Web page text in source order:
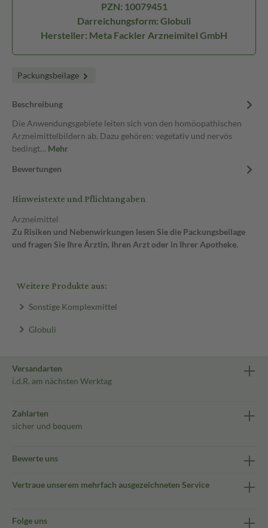
PZN: 10079451
Darreichungsform: Globuli
Hersteller: Meta Fackler Arzneimitel GmbH
Packungsbeilage
Beschreibung
Die Anwendungsgebiete leiten sich von den homöopathischen
Arzneimittelbildern ab. Dazu gehören: vegetativ und nervös
bedingt… Mehr
Bewertungen
Hinweistexte und Pflichtangaben
Arzneimittel
Zu Risiken und Nebenwirkungen lesen Sie die Packungsbeilage
und fragen Sie Ihre Ärztin, Ihren Arzt oder in Ihrer Apotheke.
Weitere Produkte aus:
Sonstige Komplexmittel
Globuli
Versandarten
i.d.R. am nächsten Werktag
Zahlarten
sicher und bequem
Bewerte uns
Vertraue unserem mehrfach ausgezeichneten Service
Folge uns